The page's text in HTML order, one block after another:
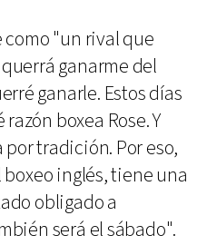
como "un rival que
ganarme del
ganarle. Estos días
boxea Rose. Y
tradición. Por eso,
inglés, tiene una
obligado a
será el sábado".